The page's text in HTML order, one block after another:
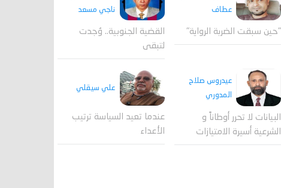
عطاف
"حين سبقت الضربة الرواية"
ناجي مسعد
القضية الجنوبية.. وُجدت
لتبقى
عيدروس صلاح
المدوري
البيانات لا تحرر أوطاناً و
الشرعية أسيرة الامتيازات
علي سيقلي
عندما تعيد السياسة ترتيب
الأعداء